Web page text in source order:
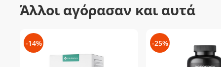
Άλλοι αγόρασαν και αυτά
-14% -25%